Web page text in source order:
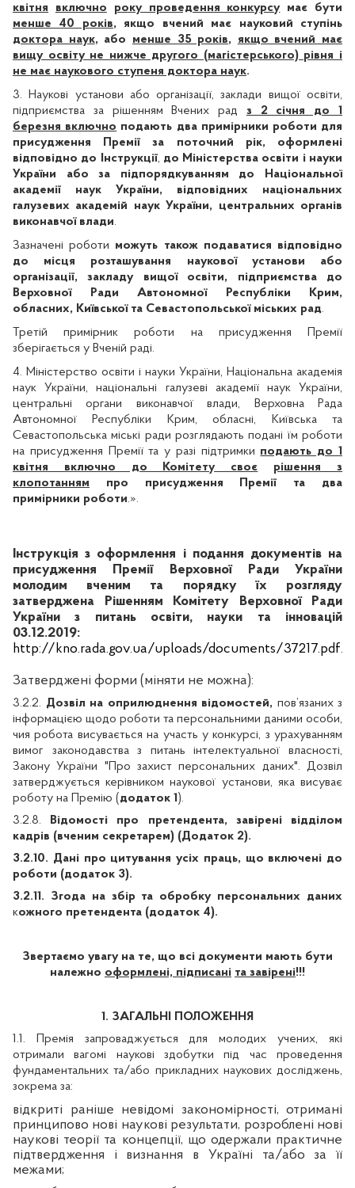
квітня
включно року проведення конкурсумає бути
менше 40 років, якщо вчений має науковий ступінь
доктора наук, або менше 35 років, якщо вчений має
вищу освіту не нижче другого (магістерського) рівня і
не має наукового ступеня доктора наук.
3. Наукові установи або організації, заклади вищої освіти,
підприємства за рішенням Вчених рад з 2 січня до 1
березня включно подають два примірники роботи для
присудження Премії за поточний рік, оформлені
відповідно до Інструкції, до Міністерства освіти і науки
України або за підпорядкуванням до Національної
академії наук України, відповідних національних
галузевих академій наук України, центральних органів
виконавчої влади.
Зазначені роботи можуть також подаватися відповідно
до місця розташування наукової установи або
організації, закладу вищої освіти, підприємства до
Верховної Ради Автономної Республіки Крим,
обласних, Київської та Севастопольської міських рад.
Третій примірник роботи на присудження Премії
зберігається у Вченій раді.
4. Міністерство освіти і науки України, Національна академія
наук України, національні галузеві академії наук України,
центральні органи виконавчої влади, Верховна Рада
Автономної Республіки Крим, обласні, Київська та
Севастопольська міські ради розглядають подані їм роботи
на присудження Премії та у разі підтримки подають до 1
квітня включно до Комітету своє
рішення з
клопотанням про присудження Премії та два
примірники роботи.».
Інструкція з оформлення і подання документів на
присудження Премії Верховної Ради України
молодим вченим та порядку їх розгляду
затверджена Рішенням Комітету Верховної Ради
України з питань освіти, науки та інновацій
03.12.2019:
http://kno.rada.gov.ua/uploads/documents/37217.pdf.
Затверджені форми (міняти не можна):
3.2.2. Дозвіл на оприлюднення відомостей, пов’язаних з
інформацією щодо роботи та персональними даними особи,
чия робота висувається на участь у конкурсі, з урахуванням
вимог законодавства з питань інтелектуальної власності,
Закону України "Про захист персональних даних". Дозвіл
затверджується керівником наукової установи, яка висуває
роботу на Премію (додаток 1 ).
3.2.8.
Відомості про претендента, завірені відділом
кадрів (вченим секретарем) (Додаток 2).
3.2.10. Дані про цитування усіх праць, що включені до
роботи (додаток 3).
3.2.11. Згода на збір та обробку персональних даних
кожного претендента (додаток 4).
Звертаємо увагу на те, що всі документи мають бути
належно оформлені, підписані та завірені!!!
1. ЗАГАЛЬНІ ПОЛОЖЕННЯ
1.1. Премія запроваджується для молодих учених, які
отримали вагомі наукові здобутки під час проведення
фундаментальних та/або прикладних наукових досліджень,
зокрема за:
відкриті раніше невідомі закономірності, отримані
принципово нові наукові результати, розроблені нові
наукові теорії та концепції, що одержали практичне
підтвердження і визнання в Україні та/або за її
межами;